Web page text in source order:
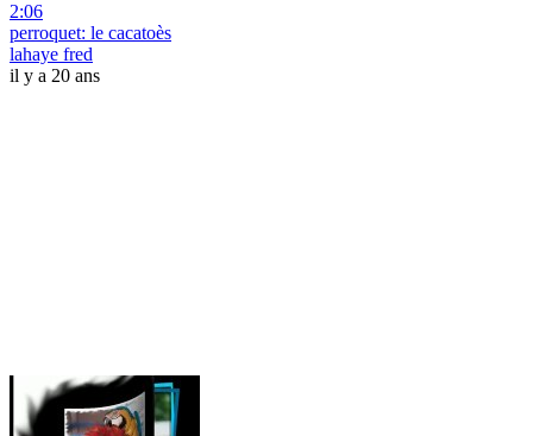
2:06
perroquet: le cacatoès
lahaye fred
il y a 20 ans